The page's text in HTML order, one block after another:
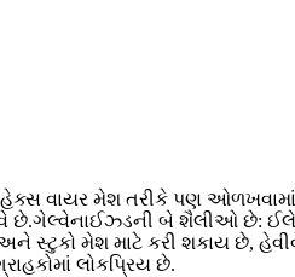
વાયર મેશ તરીકે પણ
છે.ગેલ્વેનાઈઝ્ડની બે શૈલીઓ છે:
સ્ટુકો મેશ માટે કરી શકાય છે,
લોકપ્રિય છે.